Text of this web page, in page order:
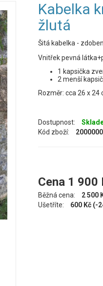
Kabelka
žlutá
Šitá kabelka -
Vnitřek pevná
1 kapsička
2 menší
Rozměr: cca 26 x 24
Dostupnost:
Kód zboží:
Cena 1 900
Běžná cena:
2 500
Ušetříte:
600 Kč (-